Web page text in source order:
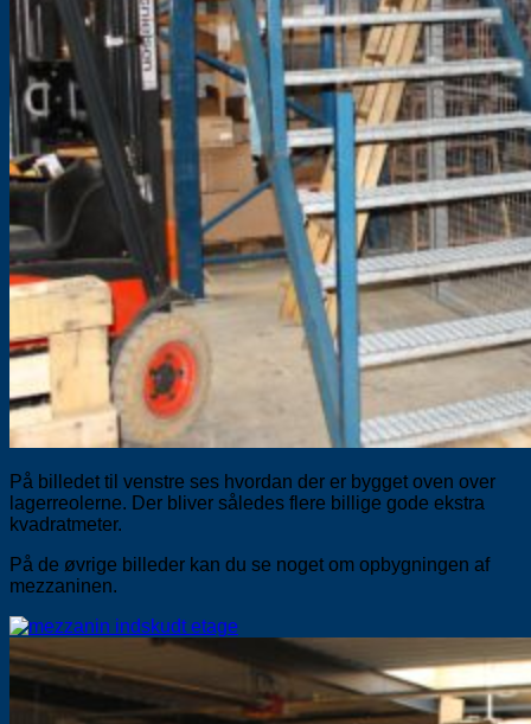
På billedet til venstre ses hvordan der er bygget oven over
lagerreolerne. Der bliver således flere billige gode ekstra
kvadratmeter.
På de øvrige billeder kan du se noget om opbygningen af
mezzaninen.